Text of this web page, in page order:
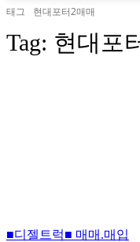
태그 현대포터2매매
Tag: 현대포
■디젤트럭■ 매매.매입